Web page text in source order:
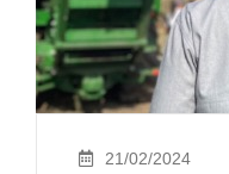
21/02/2024